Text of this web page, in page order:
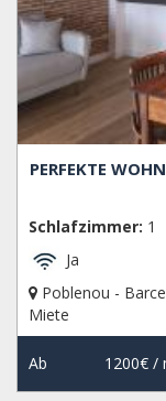
PERFEKTE
Schlafzimmer: 1
Ja
Poblenou -
Miete
Ab 1200€/